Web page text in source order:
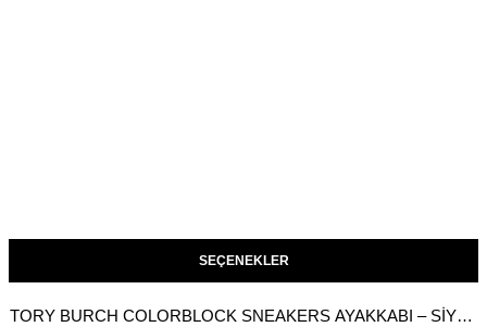
SEÇENEKLER
TORY BURCH COLORBLOCK SNEAKERS AYAKKABI – SIYAH